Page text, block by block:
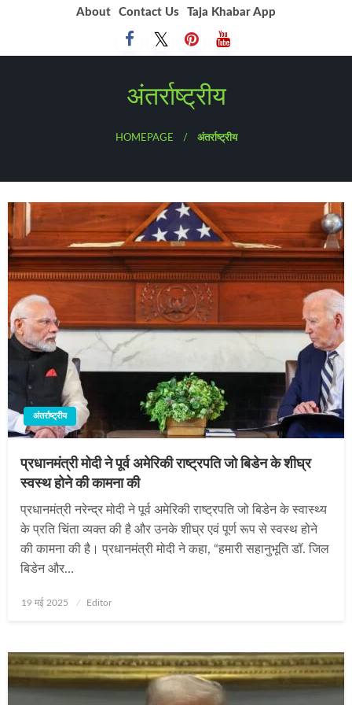
About Contact Us Taja Khabar App
अंतर्राष्ट्रीय
HOMEPAGE अंतर्राष्ट्रीय
अंतर्राष्ट्रीय
प्रधानमंत्री मोदी ने पूर्व अमेरिकी राष्ट्रपति जो बिडेन के शीघ्र
स्वस्थ होने की कामना की
प्रधानमंत्री नरेन्द्र मोदी ने पूर्व अमेरिकी राष्ट्रपति जो बिडेन के स्वास्थ्य
के प्रति चिंता व्यक्त की है और उनके शीघ्र एवं पूर्ण रूप से स्वस्थ होने
की कामना की है। प्रधानमंत्री मोदी ने कहा, “हमारी सहानुभूति डॉ. जिल
बिडेन और…
Posted
19 मई 2025 Editor